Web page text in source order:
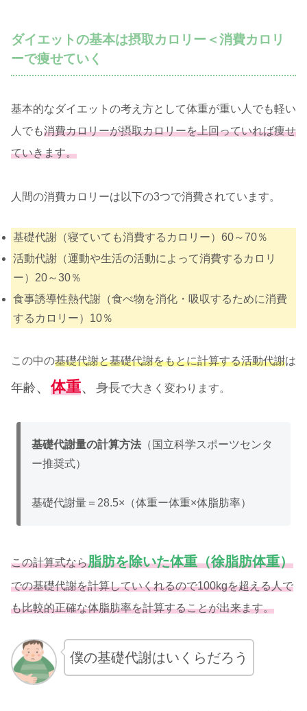
ダイエットの基本は摂取カロリー＜消費カロリ
ーで痩せていく
基本的なダイエットの考え方として体重が重い人でも軽い
人でも消費カロリーが摂取カロリーを上回っていれば痩せ
ていきます。
人間の消費カロリーは以下の3つで消費されています。
基礎代謝（寝ていても消費するカロリー）60～70％
活動代謝（運動や生活の活動によって消費するカロリ
ー）20～30％
食事誘導性熱代謝（食べ物を消化・吸収するために消費
するカロリー）10％
この中の基礎代謝と基礎代謝をもとに計算する活動代謝は
年齢、 体重、 身長で大きく変わります。
基礎代謝量の計算方法 （国立科学スポーツセンタ
ー推奨式）
基礎代謝量＝28.5×（体重ー体重×体脂肪率）
この計算式なら脂肪を除いた体重（徐脂肪体重）
での基礎代謝を計算していくれるので100kgを超える人で
も比較的正確な体脂肪率を計算することが出来ます。
僕の基礎代謝はいくらだろう